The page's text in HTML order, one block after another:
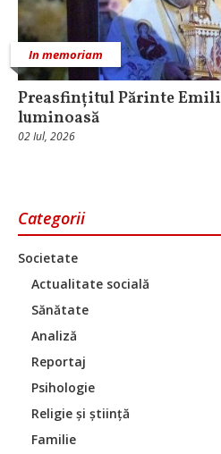
Categorii
Societate
Actualitate socială
Sănătate
Analiză
Reportaj
Psihologie
Religie și știință
Familie
In memoriam
Preasfințitul Părinte
luminoasă
02 Iul, 2026